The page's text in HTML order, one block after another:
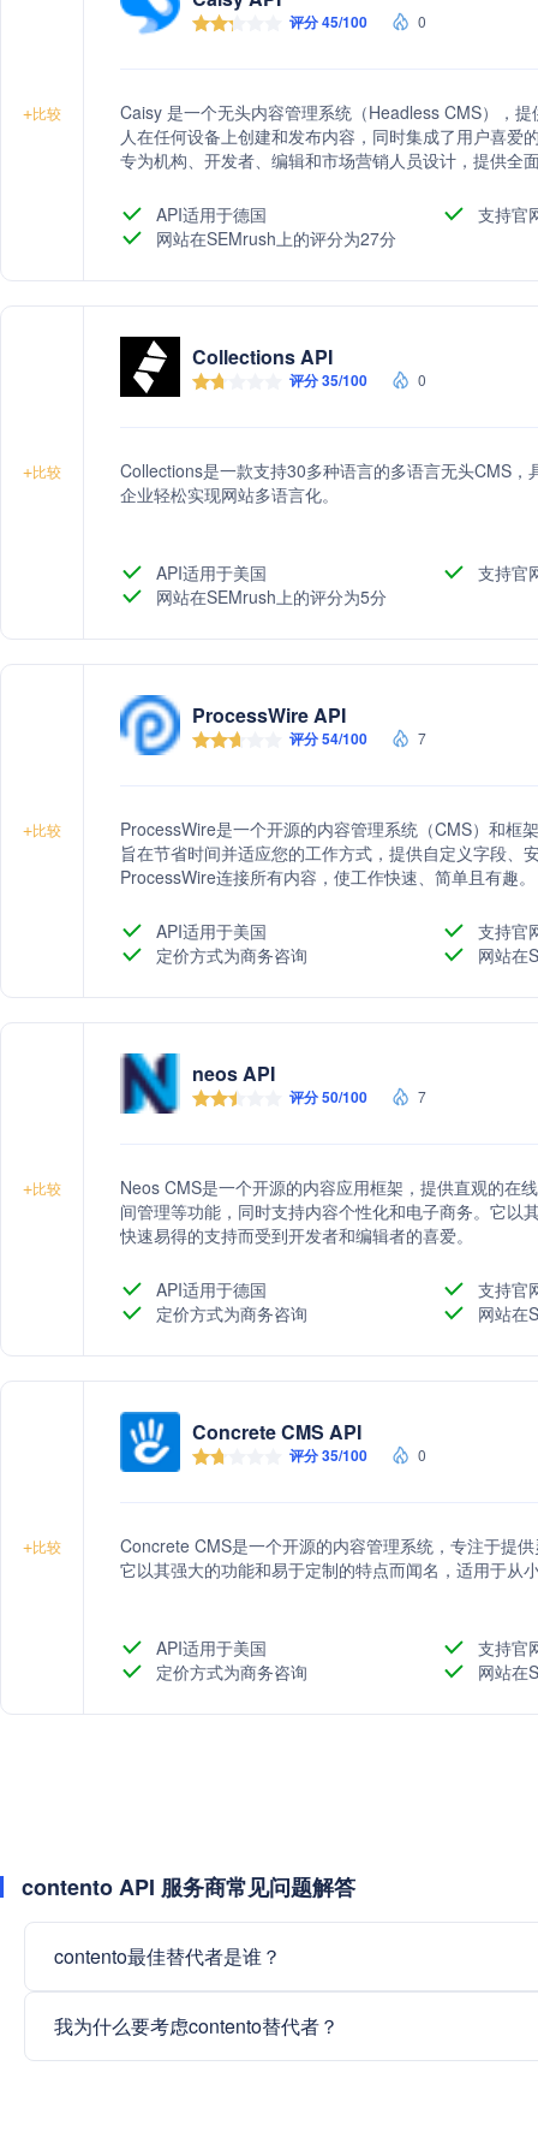
+比较
评分 45/100 0
Caisy 是一个无头内容管理系统（Headless CMS），
人在任何设备上创建和发布内容，同时集成了用户喜爱
专为机构、开发者、编辑和市场营销人员设计，提供全
API适用于德国
支持官
网站在SEMrush上的评分为27分
+比较
Collections API
评分 35/100 0
Collections是一款支持30多种语言的多语言无头CMS
企业轻松实现网站多语言化。
API适用于美国
支持官
网站在SEMrush上的评分为5分
+比较
ProcessWire API
评分 54/100 7
ProcessWire是一个开源的内容管理系统（CMS）和框
旨在节省时间并适应您的工作方式，提供自定义字段、
ProcessWire连接所有内容，使工作快速、简单且有趣。
API适用于美国
支持官
定价方式为商务咨询
网站在
+比较
neos API
评分 50/100 7
Neos CMS是一个开源的内容应用框架，提供直观的在
间管理等功能，同时支持内容个性化和电子商务。它以
快速易得的支持而受到开发者和编辑者的喜爱。
API适用于德国
支持官
定价方式为商务咨询
网站在
+比较
Concrete CMS API
评分 35/100 0
Concrete CMS是一个开源的内容管理系统，专注于提
它以其强大的功能和易于定制的特点而闻名，适用于从
API适用于美国
支持官
定价方式为商务咨询
网站在
contento API 服务商常见问题解答
contento最佳替代者是谁？
我为什么要考虑contento替代者？